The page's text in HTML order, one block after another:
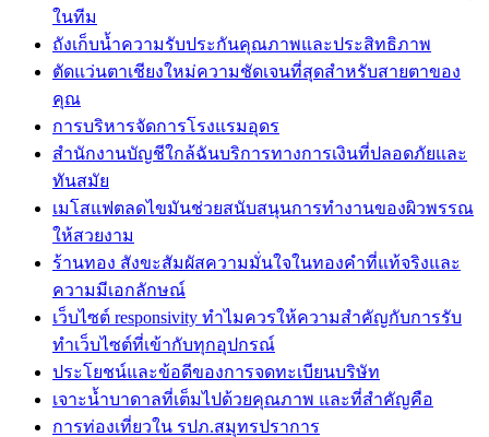
ในทีม
ถังเก็บน้ำความรับประกันคุณภาพและประสิทธิภาพ
ตัดแว่นตาเชียงใหม่ความชัดเจนที่สุดสำหรับสายตาของ
คุณ
การบริหารจัดการโรงแรมอุดร
สำนักงานบัญชีใกล้ฉันบริการทางการเงินที่ปลอดภัยและ
ทันสมัย
เมโสแฟตลดไขมันช่วยสนับสนุนการทำงานของผิวพรรณ
ให้สวยงาม
ร้านทอง สังขะสัมผัสความมั่นใจในทองคำที่แท้จริงและ
ความมีเอกลักษณ์
เว็บไซต์ responsivity ทำไมควรให้ความสำคัญกับการรับ
ทำเว็บไซต์ที่เข้ากับทุกอุปกรณ์
ประโยชน์และข้อดีของการจดทะเบียนบริษัท
เจาะน้ำบาดาลที่เต็มไปด้วยคุณภาพ และที่สำคัญคือ
การท่องเที่ยวใน รปภ.สมุทรปราการ